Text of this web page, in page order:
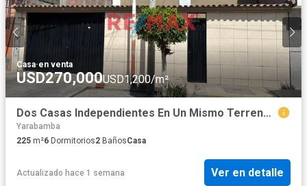
Casa·en venta
USD270,000USD1,200/m²
Dos Casas Independientes En Un Mismo Terreno En Jlbyr
Yarabamba
225 m²6 Dormitorios2 BañosCasa
Actualizado hace 1 semana Ver en detalle